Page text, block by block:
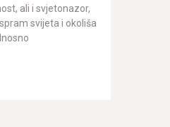
ali i svjetonazor,
svijeta i okoliša